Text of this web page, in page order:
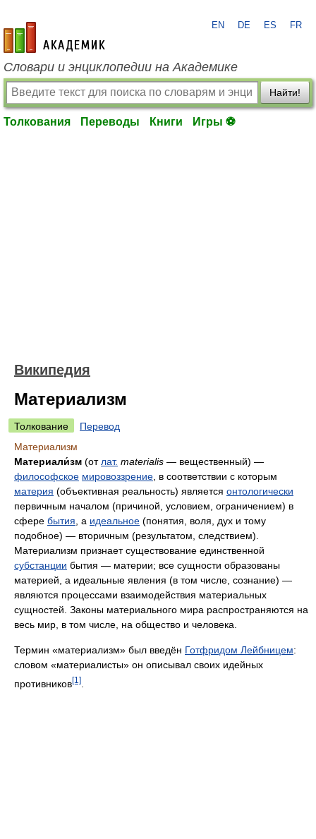
academic.ru
EN DE ES FR
Словари и энциклопедии на Академике
Найти!
Толкования Переводы Книги Игры ⚽
Википедия
Материализм
Толкование
Перевод
Материализм
Материали́зм (от лат. materialis — вещественный) —
философское мировоззрение , в соответствии с которым
материя (объективная реальность) является онтологически
первичным началом (причиной, условием, ограничением) в
сфере бытия , а идеальное (понятия, воля, дух и тому
подобное) — вторичным (результатом, следствием).
Материализм признает существование единственной
субстанции бытия — материи; все сущности образованы
материей, а идеальные явления (в том числе, сознание) —
являются процессами взаимодействия материальных
сущностей. Законы материального мира распространяются на
весь мир, в том числе, на общество и человека.
Термин «материализм» был введён Готфридом Лейбницем:
словом «материалисты» он описывал своих идейных
противников[1]